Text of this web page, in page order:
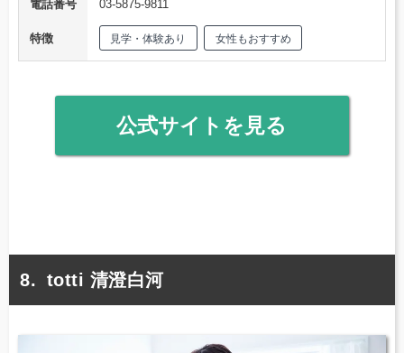
電話番号
03-5875-9811
特徴 見学・体験あり 女性もおすすめ
公式サイトを見る
totti 清澄白河